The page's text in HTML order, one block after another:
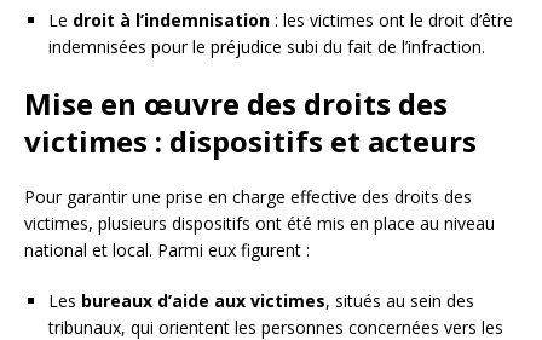
Le droit à l’indemnisation : les victimes ont le droit d’être
indemnisées pour le préjudice subi du fait de l’infraction.
Mise en œuvre des droits des
victimes : dispositifs et acteurs
Pour garantir une prise en charge effective des droits des
victimes, plusieurs dispositifs ont été mis en place au niveau
national et local. Parmi eux figurent :
Les bureaux d’aide aux victimes, situés au sein des
tribunaux, qui orientent les personnes concernées vers les